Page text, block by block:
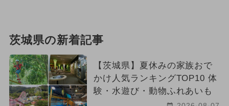
茨城県の新着記事
【茨城県】夏休みの家族おで
かけ人気ランキングTOP10 体
験・水遊び・動物ふれあいも